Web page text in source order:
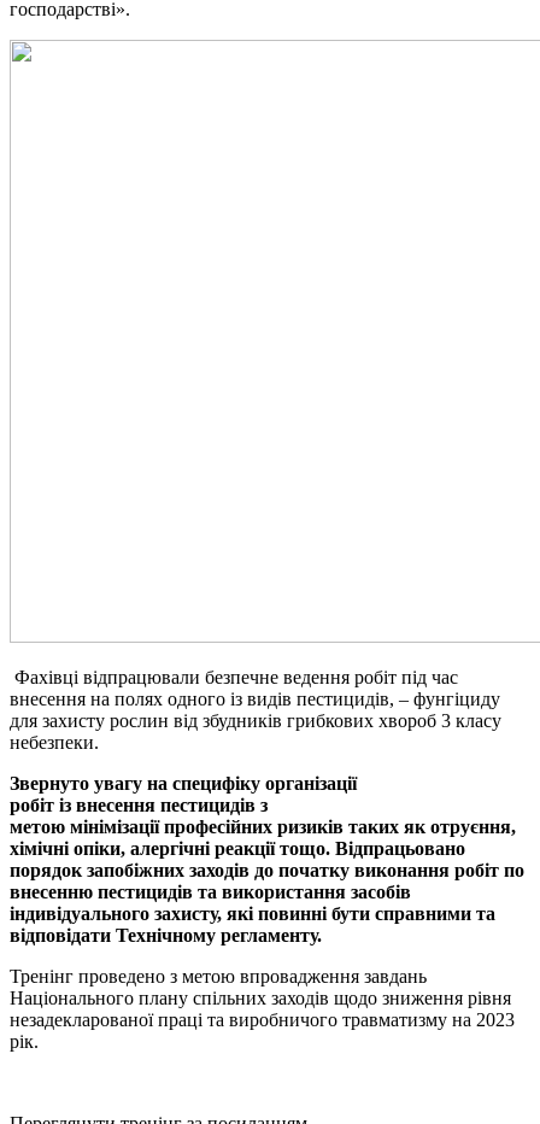
господарстві».
Фахівці відпрацювали безпечне ведення робіт під час
внесення на полях одного із видів пестицидів, – фунгіциду
для захисту рослин від збудників грибкових хвороб 3 класу
небезпеки.
Звернуто увагу на специфіку організації
робіт із внесення пестицидів з
метою мінімізаціїпрофесійних ризиків таких як отруєння,
хімічні опіки, алергічні реакціїтощо. Відпрацьовано
порядок запобіжних заходів до початку виконання робіт по
внесенню пестицидів та використання засобів
індивідуального захисту, які повинні бути справними та
відповідати Технічному регламенту.
Тренінг проведено з метою впровадження завдань
Національного плану спільних заходів щодо зниження рівня
незадекларованої праці та виробничого травматизму на 2023
рік.